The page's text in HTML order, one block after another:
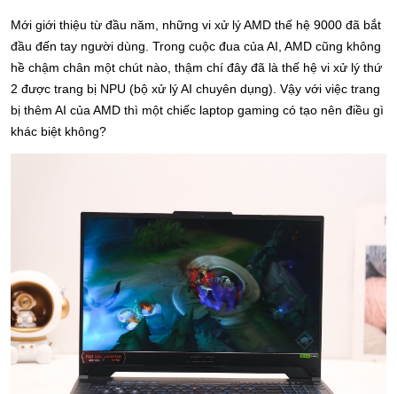
Mới giới thiệu từ đầu năm, những vi xử lý AMD thế hệ 9000 đã bắt
đầu đến tay người dùng. Trong cuộc đua của AI, AMD cũng không
hề chậm chân một chút nào, thậm chí đây đã là thế hệ vi xử lý thứ
2 được trang bị NPU (bộ xử lý AI chuyên dụng). Vậy với việc trang
bị thêm AI của AMD thì một chiếc laptop gaming có tạo nên điều gì
khác biệt không?